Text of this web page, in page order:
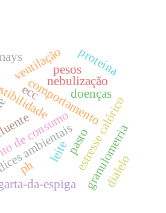
de consumo
comportamento
estresse calórico
ambientais
nebulização
ventilação
ph
proteína
da-espiga granulometria
pesos
pasto
doenças
leite
ecc
dialelo